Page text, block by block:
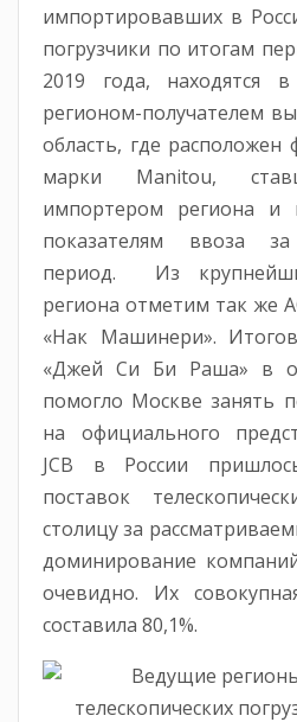
импортировавших в
погрузчики по итогам
2019 года, находятся
регионом-получателем
область, где расположен
марки Manitou,
импортером региона
показателям ввоза за
период. Из
региона отметим так же
«Нак Машинери».
«Джей Си Би Раша» в
помогло Москве занять
на официального
JCB в России
поставок
столицу за
доминирование
очевидно. Их
составила 80,1%.